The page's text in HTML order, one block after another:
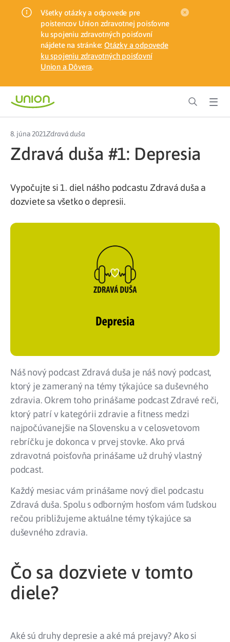
Všetky otázky a odpovede pre
poistencov Union zdravotnej poisťovne
ku spojeniu zdravotných poisťovní
nájdete na stránke: Otázky a odpovede
ku spojeniu zdravotných poisťovní
Union a Dôvera.
8. júna 2021Zdravá duša
Zdravá duša #1: Depresia
Vypočujte si 1. diel nášho podcastu Zdravá duša a
dozviete sa všetko o depresii.
Náš nový podcast Zdravá duša je náš nový podcast,
ktorý je zameraný na témy týkajúce sa duševného
zdravia. Okrem toho prinášame podcast Zdravé reči,
ktorý patrí v kategórii zdravie a fitness medzi
najpočúvanejšie na Slovensku a v celosvetovom
rebríčku je dokonca v prvej stovke. Ako prvá
zdravotná poisťovňa prinášame už druhý vlastný
podcast.
Každý mesiac vám prinášame nový diel podcastu
Zdravá duša. Spolu s odborným hosťom vám ľudskou
rečou približujeme aktuálne témy týkajúce sa
duševného zdravia.
Čo sa dozviete v tomto
diele?
Aké sú druhy depresie a aké má prejavy? Ako si